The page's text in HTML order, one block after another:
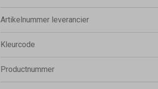
Artikelnummer leverancier
Kleurcode
Productnummer